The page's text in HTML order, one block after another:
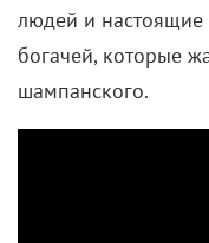
людей и
богачей, которые
шампанского.